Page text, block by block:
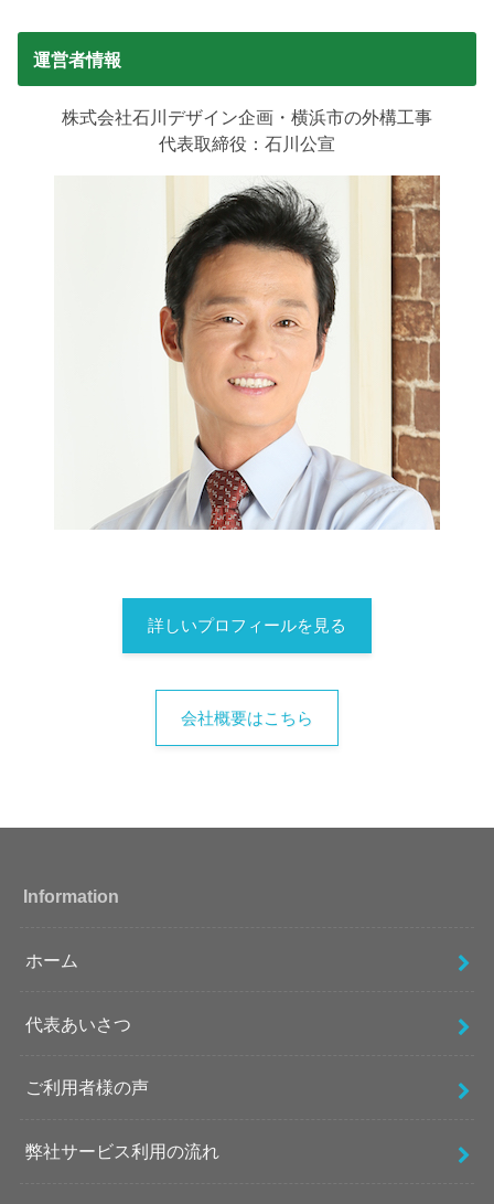
運営者情報
株式会社石川デザイン企画・横浜市の外構工事
代表取締役：石川公宣
詳しいプロフィールを見る
会社概要はこちら
Information
ホーム
代表あいさつ
ご利用者様の声
弊社サービス利用の流れ